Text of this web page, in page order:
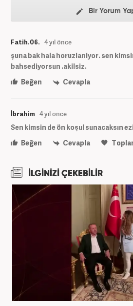
Bir Yorum
Fatih.06. 4 yıl önce
şuna bak hala horuzlaniyor. sen
bahsediyorsun .akilsiz.
Beğen
Cevapla
İbrahim 4 yıl önce
Sen kimsin de ön koşul sunacaksın
Beğen
Cevapla
İLGİNİZİ ÇEKEBİLİR